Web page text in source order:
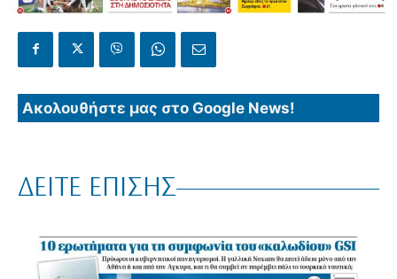
Ακολουθήστε μας στο Google News!
ΔΕΙΤΕ ΕΠΙΣΗΣ